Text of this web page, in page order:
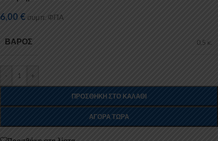
6,00 € συμπ. ΦΠΑ
ΒΆΡΟΣ 0,5 κ.
- +
ΠΡΟΣΘΉΚΗ ΣΤΟ ΚΑΛΆΘΙ
ΑΓΟΡΆ ΤΏΡΑ